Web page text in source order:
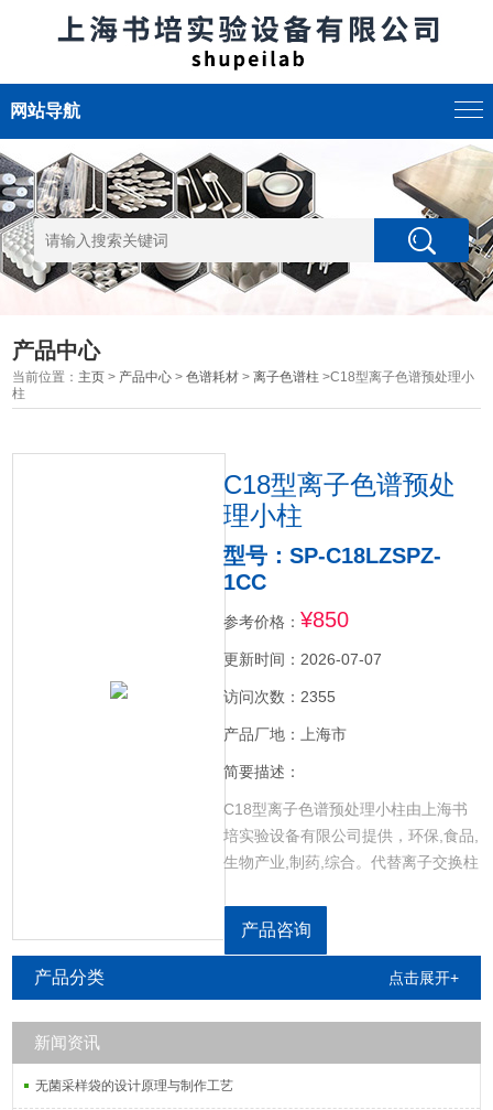
网站导航
产品中心
当前位置： 主页 > 产品中心 >色谱耗材 >离子色谱柱 >C18型离子色谱预处理小
柱
C18型离子色谱预处
理小柱
型号：SP-C18LZSPZ-
1CC
参考价格： ¥850
更新时间：2026-07-07
访问次数：2355
产品厂地：上海市
简要描述：
C18型离子色谱预处理小柱由上海书
培实验设备有限公司提供，环保,食品,
生物产业,制药,综合。代替离子交换柱
子色谱过程中遇到的基质干扰，例如
ben酚，金属，阳离子，阴离子或疏水
允许低浓度离子分析。
产品咨询
产品分类 点击展开+
新闻资讯
无菌采样袋的设计原理与制作工艺